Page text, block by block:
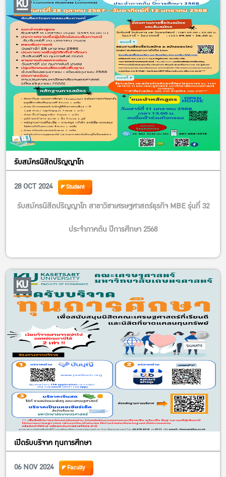
– รางวัลที่ 1 ได้รับเงินรางวัล 5,000 บาท
– รางวัลที่ 2 ได้รับเงินรางวัล 3,000 บาท
– รางวัลชมเชย ได้รับเงินรางวัล ๆ ละ 1,000 บาท
(#) กำหนดการพิจารณาผลงาน
– รอบแรก พิจารณาผลงานจากแบบแสดงความจำนงขอส่งผลงาน
สัปดาห์ที่ 4 ของเดือนตุลาคม 2567
– รอบที่ 2 พิจารณาตัดสินผลงานโดยการนำเสนอผลงาน (ไม่เกิน 15 –
20 นาที) สัปดาห์ที่ 2 ของเดือนพฤศจิกายน 2567 (สถานที่จะแจ้งให้
ทราบภายหลัง)
(#)ดาวน์โหลดเอกสารแบบฟอร์มได้ที่ URL:
https://kasets.art/Di8OGO
รับสมัครนิสิตปริญญาโท
28 OCT 2024
Student
รับสมัครนิสิตปริญญาโท สาขาวิชาเศรษฐศาสตร์ธุรกิจ MBE รุ่นที่ 32
ประจำภาคต้น ปีการศึกษา 2568
เปิดรับบริจาค ทุนการศึกษา
06 NOV 2024
Faculty